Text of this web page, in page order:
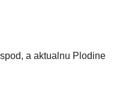
a aktualnu Plodine